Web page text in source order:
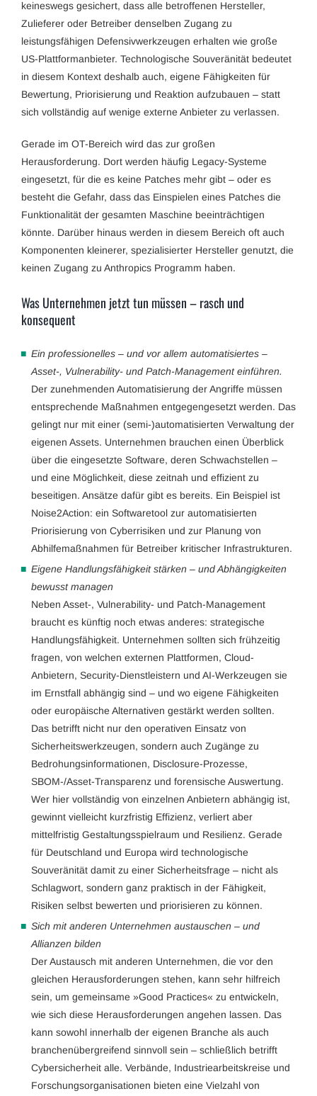
keineswegs gesichert, dass alle betroffenen Hersteller,
Zulieferer oder Betreiber denselben Zugang zu
leistungsfähigen Defensivwerkzeugen erhalten wie große
US-Plattformanbieter. Technologische Souveränität bedeutet
in diesem Kontext deshalb auch, eigene Fähigkeiten für
Bewertung, Priorisierung und Reaktion aufzubauen – statt
sich vollständig auf wenige externe Anbieter zu verlassen.
Gerade im OT-Bereich wird das zur großen
Herausforderung. Dort werden häufig Legacy-Systeme
eingesetzt, für die es keine Patches mehr gibt – oder es
besteht die Gefahr, dass das Einspielen eines Patches die
Funktionalität der gesamten Maschine beeinträchtigen
könnte. Darüber hinaus werden in diesem Bereich oft auch
Komponenten kleinerer, spezialisierter Hersteller genutzt, die
keinen Zugang zu Anthropics Programm haben.
Was Unternehmen jetzt tun müssen – rasch und
konsequent
Ein professionelles – und vor allem automatisiertes –
Asset-, Vulnerability- und Patch-Management einführen.
Der zunehmenden Automatisierung der Angriffe müssen
entsprechende Maßnahmen entgegengesetzt werden. Das
gelingt nur mit einer (semi-)automatisierten Verwaltung der
eigenen Assets. Unternehmen brauchen einen Überblick
über die eingesetzte Software, deren Schwachstellen –
und eine Möglichkeit, diese zeitnah und effizient zu
beseitigen. Ansätze dafür gibt es bereits. Ein Beispiel ist
Noise2Action: ein Softwaretool zur automatisierten
Priorisierung von Cyberrisiken und zur Planung von
Abhilfemaßnahmen für Betreiber kritischer Infrastrukturen.
Eigene Handlungsfähigkeit stärken – und Abhängigkeiten
bewusst managen
Neben Asset-, Vulnerability- und Patch-Management
braucht es künftig noch etwas anderes: strategische
Handlungsfähigkeit. Unternehmen sollten sich frühzeitig
fragen, von welchen externen Plattformen, Cloud-
Anbietern, Security-Dienstleistern und AI-Werkzeugen sie
im Ernstfall abhängig sind – und wo eigene Fähigkeiten
oder europäische Alternativen gestärkt werden sollten.
Das betrifft nicht nur den operativen Einsatz von
Sicherheitswerkzeugen, sondern auch Zugänge zu
Bedrohungsinformationen, Disclosure-Prozesse,
SBOM-/Asset-Transparenz und forensische Auswertung.
Wer hier vollständig von einzelnen Anbietern abhängig ist,
gewinnt vielleicht kurzfristig Effizienz, verliert aber
mittelfristig Gestaltungsspielraum und Resilienz. Gerade
für Deutschland und Europa wird technologische
Souveränität damit zu einer Sicherheitsfrage – nicht als
Schlagwort, sondern ganz praktisch in der Fähigkeit,
Risiken selbst bewerten und priorisieren zu können.
Sich mit anderen Unternehmen austauschen – und
Allianzen bilden
Der Austausch mit anderen Unternehmen, die vor den
gleichen Herausforderungen stehen, kann sehr hilfreich
sein, um gemeinsame »Good Practices« zu entwickeln,
wie sich diese Herausforderungen angehen lassen. Das
kann sowohl innerhalb der eigenen Branche als auch
branchenübergreifend sinnvoll sein – schließlich betrifft
Cybersicherheit alle. Verbände, Industriearbeitskreise und
Forschungsorganisationen bieten eine Vielzahl von